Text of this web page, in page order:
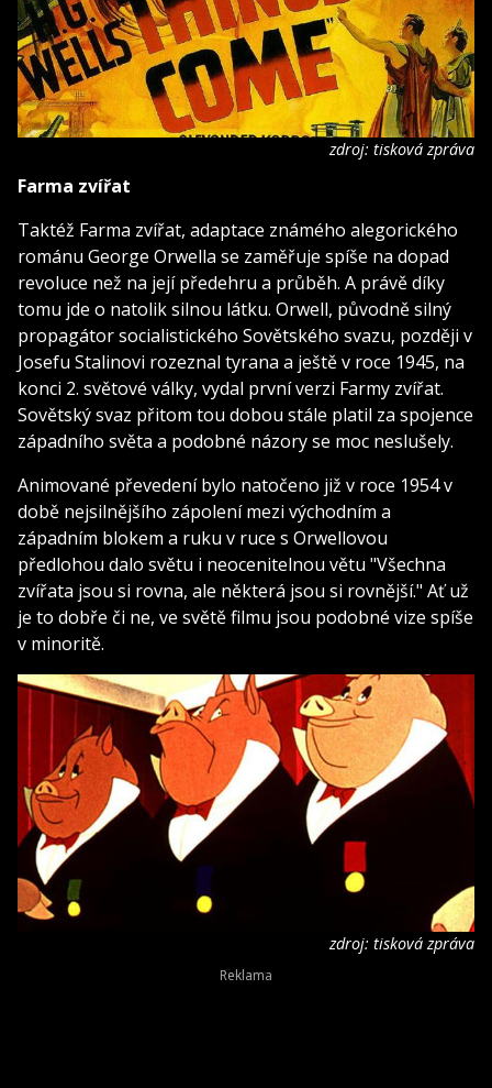
zdroj: tisková zpráva
Farma zvířat
Taktéž Farma zvířat, adaptace známého alegorického
románu George Orwella se zaměřuje spíše na dopad
revoluce než na její předehru a průběh. A právě díky
tomu jde o natolik silnou látku. Orwell, původně silný
propagátor socialistického Sovětského svazu, později v
Josefu Stalinovi rozeznal tyrana a ještě v roce 1945, na
konci 2. světové války, vydal první verzi Farmy zvířat.
Sovětský svaz přitom tou dobou stále platil za spojence
západního světa a podobné názory se moc neslušely.
Animované převedení bylo natočeno již v roce 1954 v
době nejsilnějšího zápolení mezi východním a
západním blokem a ruku v ruce s Orwellovou
předlohou dalo světu i neocenitelnou větu "Všechna
zvířata jsou si rovna, ale některá jsou si rovnější." Ať už
je to dobře či ne, ve světě filmu jsou podobné vize spíše
v minoritě.
zdroj: tisková zpráva